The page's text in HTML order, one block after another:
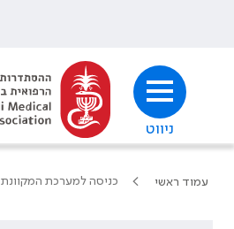
ניווט
עמוד ראשי כניסה למערכת המקוונת